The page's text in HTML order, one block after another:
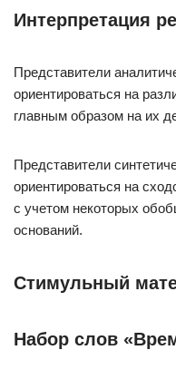
Интерпретация
Представители
ориентироваться на
главным образом на их
Представители
ориентироваться на
с учетом некоторых
оснований.
Стимульный
Набор слов